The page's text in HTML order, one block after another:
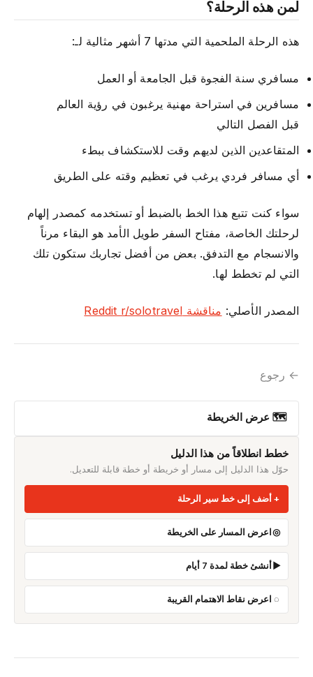
لمن هذه الرحلة؟
هذه الرحلة الملحمية التي مدتها 7 أشهر مثالية لـ:
مسافري سنة الفجوة قبل الجامعة أو العمل
مسافرين في استراحة مهنية يرغبون في رؤية العالم
قبل الفصل التالي
المتقاعدين الذين لديهم وقت للاستكشاف ببطء
أي مسافر فردي يرغب في تعظيم وقته على الطريق
سواء كنت تتبع هذا الخط بالضبط أو تستخدمه كمصدر إلهام
لرحلتك الخاصة، مفتاح السفر طويل الأمد هو البقاء مرناً
والانسجام مع التدفق. بعض من أفضل تجاربك ستكون تلك
التي لم تخطط لها.
المصدر الأصلي: مناقشة Reddit r/solotravel
← رجوع
🗺 عرض الخريطة
خطط انطلاقاً من هذا الدليل
حوّل هذا الدليل إلى مسار أو خريطة أو خطة قابلة للتعديل.
أضف إلى خط سير الرحلة
اعرض المسار على الخريطة
أنشئ خطة لمدة 7 أيام
اعرض نقاط الاهتمام القريبة